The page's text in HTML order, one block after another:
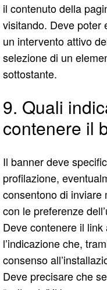
il contenuto della
visitando. Deve poter
un intervento attivo
selezione di un
sottostante.
9. Quali
contenere il
Il banner deve
profilazione,
consentono di inviare
con le preferenze
Deve contenere il link
l’indicazione che,
consenso
Deve precisare che